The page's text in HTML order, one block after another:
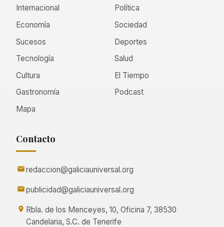
Internacional
Política
Economía
Sociedad
Sucesos
Deportes
Tecnología
Salud
Cultura
El Tiempo
Gastronomía
Podcast
Mapa
Contacto
redaccion@galiciauniversal.org
publicidad@galiciauniversal.org
Rbla. de los Menceyes, 10, Oficina 7, 38530
Candelaria, S.C. de Tenerife